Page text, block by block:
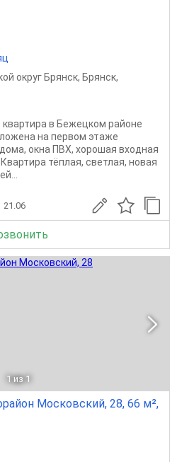
округ Брянск, Брянск,
в Бежецком районе
на первом этаже
окна ПВХ, хорошая входная
тёплая, светлая, новая
21.06
1 из 1
Московский, 28, 66 м²,